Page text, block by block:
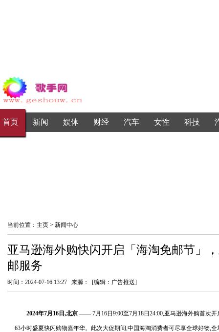
首页 新闻 娱体 财经 汽车 女性 科技
当前位置： 主页 > 新闻中心
亚马逊海外购快闪开启「海淘免邮节」
邮服务
时间：2024-07-16 13:27 来源： [编辑：广告推送]
2024年7月 16 日,北京 —— 7月16日9:00至7月18日24:00,亚马逊海外购首次
63小时盛夏快闪购物嘉年华。此次大促期间,中国海淘消费者可尽享全球好物,